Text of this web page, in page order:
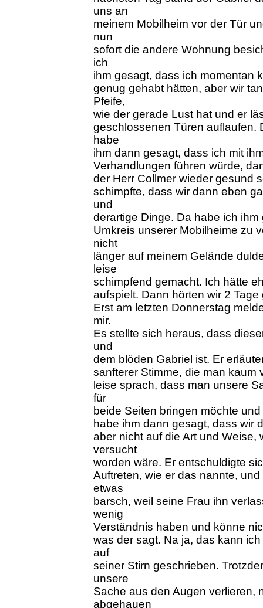
uns an
meinem Mobilheim vor der Tür
nun
sofort die andere Wohnung
ich
ihm gesagt, dass ich momentan
genug gehabt hätten, aber wir
Pfeife,
wie der gerade Lust hat und er
geschlossenen Türen auflaufen.
habe
ihm dann gesagt, dass ich mit
Verhandlungen führen würde,
der Herr Collmer wieder gesund
schimpfte, dass wir dann eben
und
derartige Dinge. Da habe ich
Umkreis unserer Mobilheime zu
nicht
länger auf meinem Gelände
leise
schimpfend gemacht. Ich hätte
aufspielt. Dann hörten wir 2
Erst am letzten Donnerstag
mir.
Es stellte sich heraus, dass
und
dem blöden Gabriel ist. Er
sanfterer Stimme, die man kaum
leise sprach, dass man unsere
für
beide Seiten bringen möchte
habe ihm dann gesagt, dass wir
aber nicht auf die Art und Weise,
versucht
worden wäre. Er entschuldigte
Auftreten, wie er das nannte,
etwas
barsch, weil seine Frau ihn
wenig
Verständnis haben und könne
was der sagt. Na ja, das kann
auf
seiner Stirn geschrieben.
unsere
Sache aus den Augen verlieren,
abgehauen